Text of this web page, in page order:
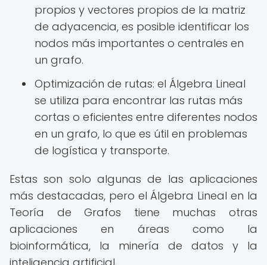
propios y vectores propios de la matriz
de adyacencia, es posible identificar los
nodos más importantes o centrales en
un grafo.
Optimización de rutas: el Álgebra Lineal
se utiliza para encontrar las rutas más
cortas o eficientes entre diferentes nodos
en un grafo, lo que es útil en problemas
de logística y transporte.
Estas son solo algunas de las aplicaciones
más destacadas, pero el Álgebra Lineal en la
Teoría de Grafos tiene muchas otras
aplicaciones en áreas como la
bioinformática, la minería de datos y la